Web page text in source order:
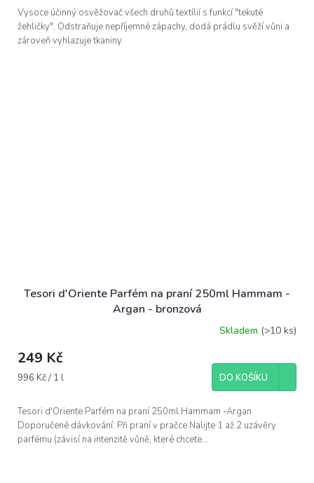
Vysoce účinný osvěžovač všech druhů textílií s funkcí "tekuté
žehličky". Odstraňuje nepříjemné zápachy, dodá prádlu svěží vůni a
zároveň vyhlazuje tkaniny.
Tesori d'Oriente Parfém na praní 250ml Hammam -
Argan - bronzová
Skladem (>10 ks)
249 Kč
Měrná
996 Kč / 1 l DO KOŠÍKU
Tesori d'Oriente Parfém na praní 250ml Hammam -Argan
Doporučené dávkování: Při praní v pračce Nalijte 1 až 2 uzávěry
parfému (závisí na intenzitě vůně, které chcete...